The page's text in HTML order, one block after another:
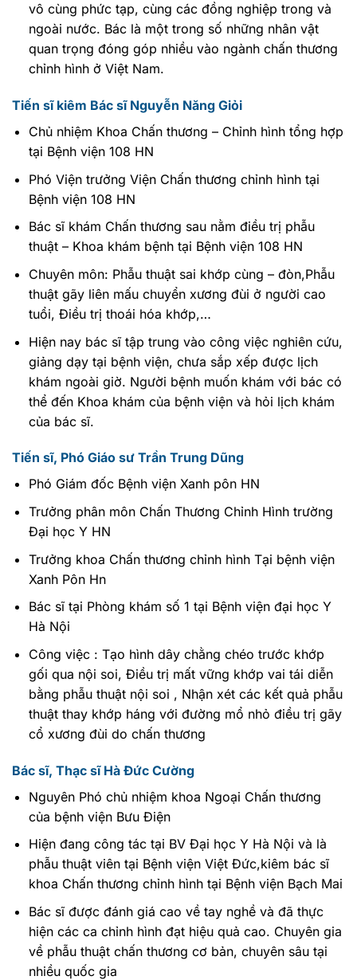
vô cùng phức tạp, cùng các đồng nghiệp trong và
ngoài nước. Bác là một trong số những nhân vật
quan trọng đóng góp nhiều vào ngành chấn thương
chỉnh hình ở Việt Nam.
Tiến sĩ kiêm Bác sĩ Nguyễn Năng Giỏi
Chủ nhiệm Khoa Chấn thương – Chỉnh hình tổng hợp
tại Bệnh viện 108 HN
Phó Viện trưởng Viện Chấn thương chỉnh hình tại
Bệnh viện 108 HN
Bác sĩ khám Chấn thương sau nằm điều trị phẫu
thuật – Khoa khám bệnh tại Bệnh viện 108 HN
Chuyên môn: Phẫu thuật sai khớp cùng – đòn,Phẫu
thuật gãy liên mấu chuyển xương đùi ở người cao
tuổi, Điều trị thoái hóa khớp,…
Hiện nay bác sĩ tập trung vào công việc nghiên cứu,
giảng dạy tại bệnh viện, chưa sắp xếp được lịch
khám ngoài giờ. Người bệnh muốn khám với bác có
thể đến Khoa khám của bệnh viện và hỏi lịch khám
của bác sĩ.
Tiến sĩ, Phó Giáo sư Trần Trung Dũng
Phó Giám đốc Bệnh viện Xanh pôn HN
Trưởng phân môn Chấn Thương Chỉnh Hình trường
Đại học Y HN
Trưởng khoa Chấn thương chỉnh hình Tại bệnh viện
Xanh Pôn Hn
Bác sĩ tại Phòng khám số 1 tại Bệnh viện đại học Y
Hà Nội
Công việc : Tạo hình dây chằng chéo trước khớp
gối qua nội soi, Điều trị mất vững khớp vai tái diễn
bằng phẫu thuật nội soi , Nhận xét các kết quả phẫu
thuật thay khớp háng với đường mổ nhỏ điều trị gãy
cổ xương đùi do chấn thương
Bác sĩ, Thạc sĩ Hà Đức Cường
Nguyên Phó chủ nhiệm khoa Ngoại Chấn thương
của bệnh viện Bưu Điện
Hiện đang công tác tại BV Đại học Y Hà Nội và là
phẫu thuật viên tại Bệnh viện Việt Đức,kiêm bác sĩ
khoa Chấn thương chỉnh hình tại Bệnh viện Bạch Mai
Bác sĩ được đánh giá cao về tay nghề và đã thực
hiện các ca chỉnh hình đạt hiệu quả cao. Chuyên gia
về phẫu thuật chấn thương cơ bản, chuyên sâu tại
nhiều quốc gia